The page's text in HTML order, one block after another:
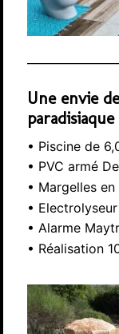
Une envie
paradisiaque
• Piscine de
• PVC armé
• Margelles en
•
• Alarme
• Réalisation